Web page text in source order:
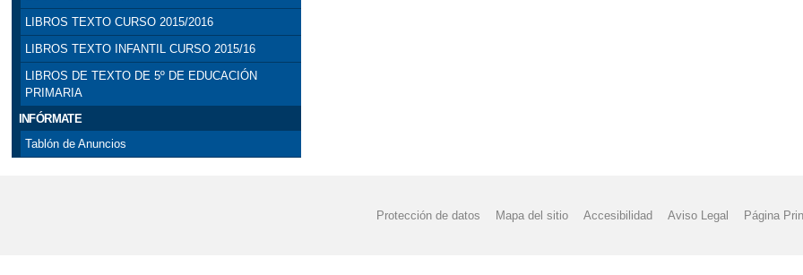
LIBROS TEXTO CURSO 2015/2016
LIBROS TEXTO INFANTIL CURSO 2015/16
LIBROS DE TEXTO DE 5º DE EDUCACIÓN
PRIMARIA
INFÓRMATE
Tablón de Anuncios
Protección de datos Mapa del sitio Accesibilidad Aviso Legal Página